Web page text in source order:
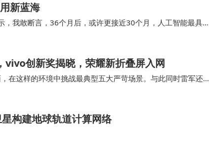
新蓝海
我敢断言，36个月后，或许更接近30个月，人工智能最具经
有意识到，他们即将在硬件…
vivo创新奖揭晓，荣耀新折叠屏入网
在这样的环境中挑战最典型五大严苛场景。与此同时雷军还表
程师们致敬，每个人都是汽车产业的幕后英…
构建地球轨道计算网络